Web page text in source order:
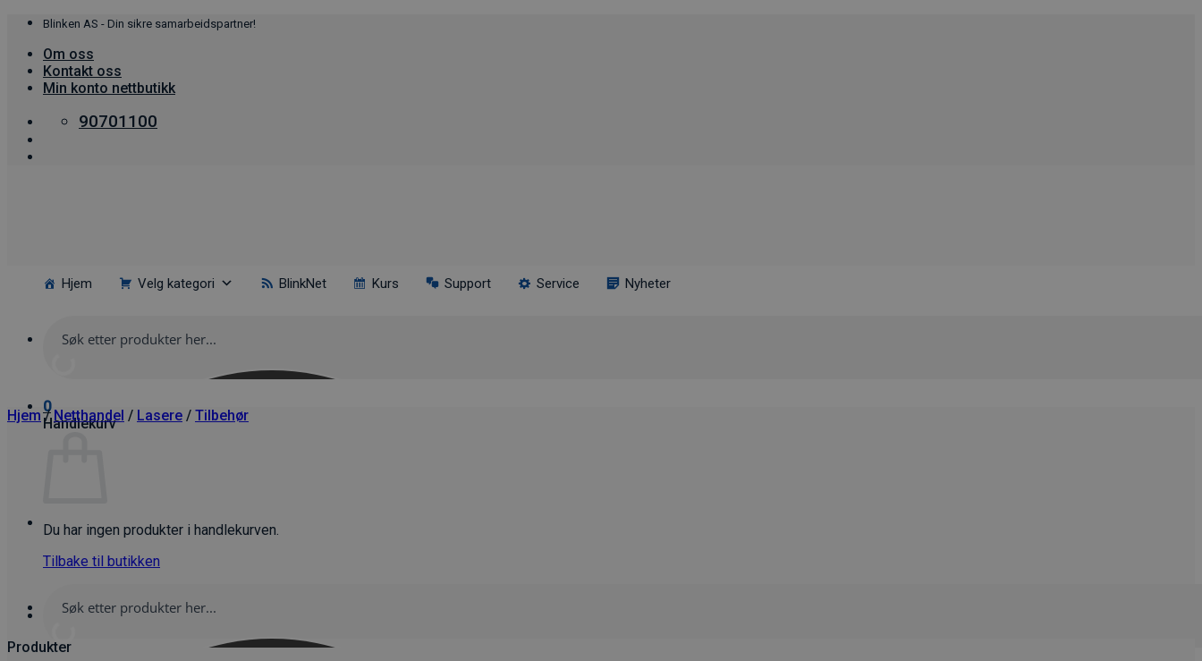
Skip
content
Blinken AS - Din sikre samarbeidspartner!
Om oss
Kontakt oss
Min konto nettbutikk
90701100
0
Handlekurv
Du har ingen produkter i handlekurven.
Tilbake til butikken
Hjem Velg kategori BlinkNet Kurs Support Service Nyheter
Hjem / Netthandel / Lasere / Tilbehør
Produkter